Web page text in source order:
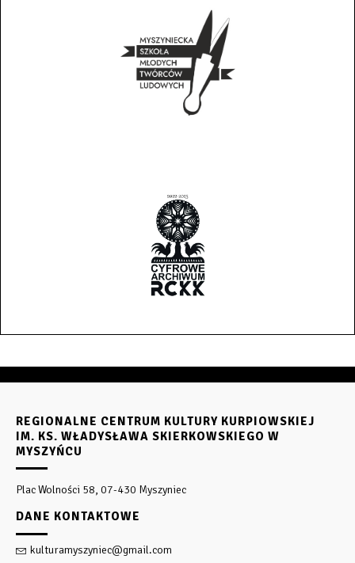
REGIONALNE CENTRUM KULTURY KURPIOWSKIEJ
IM. KS. WŁADYSŁAWA SKIERKOWSKIEGO W
MYSZYŃCU
Plac Wolności 58, 07-430 Myszyniec
DANE KONTAKTOWE
kulturamyszyniec@gmail.com